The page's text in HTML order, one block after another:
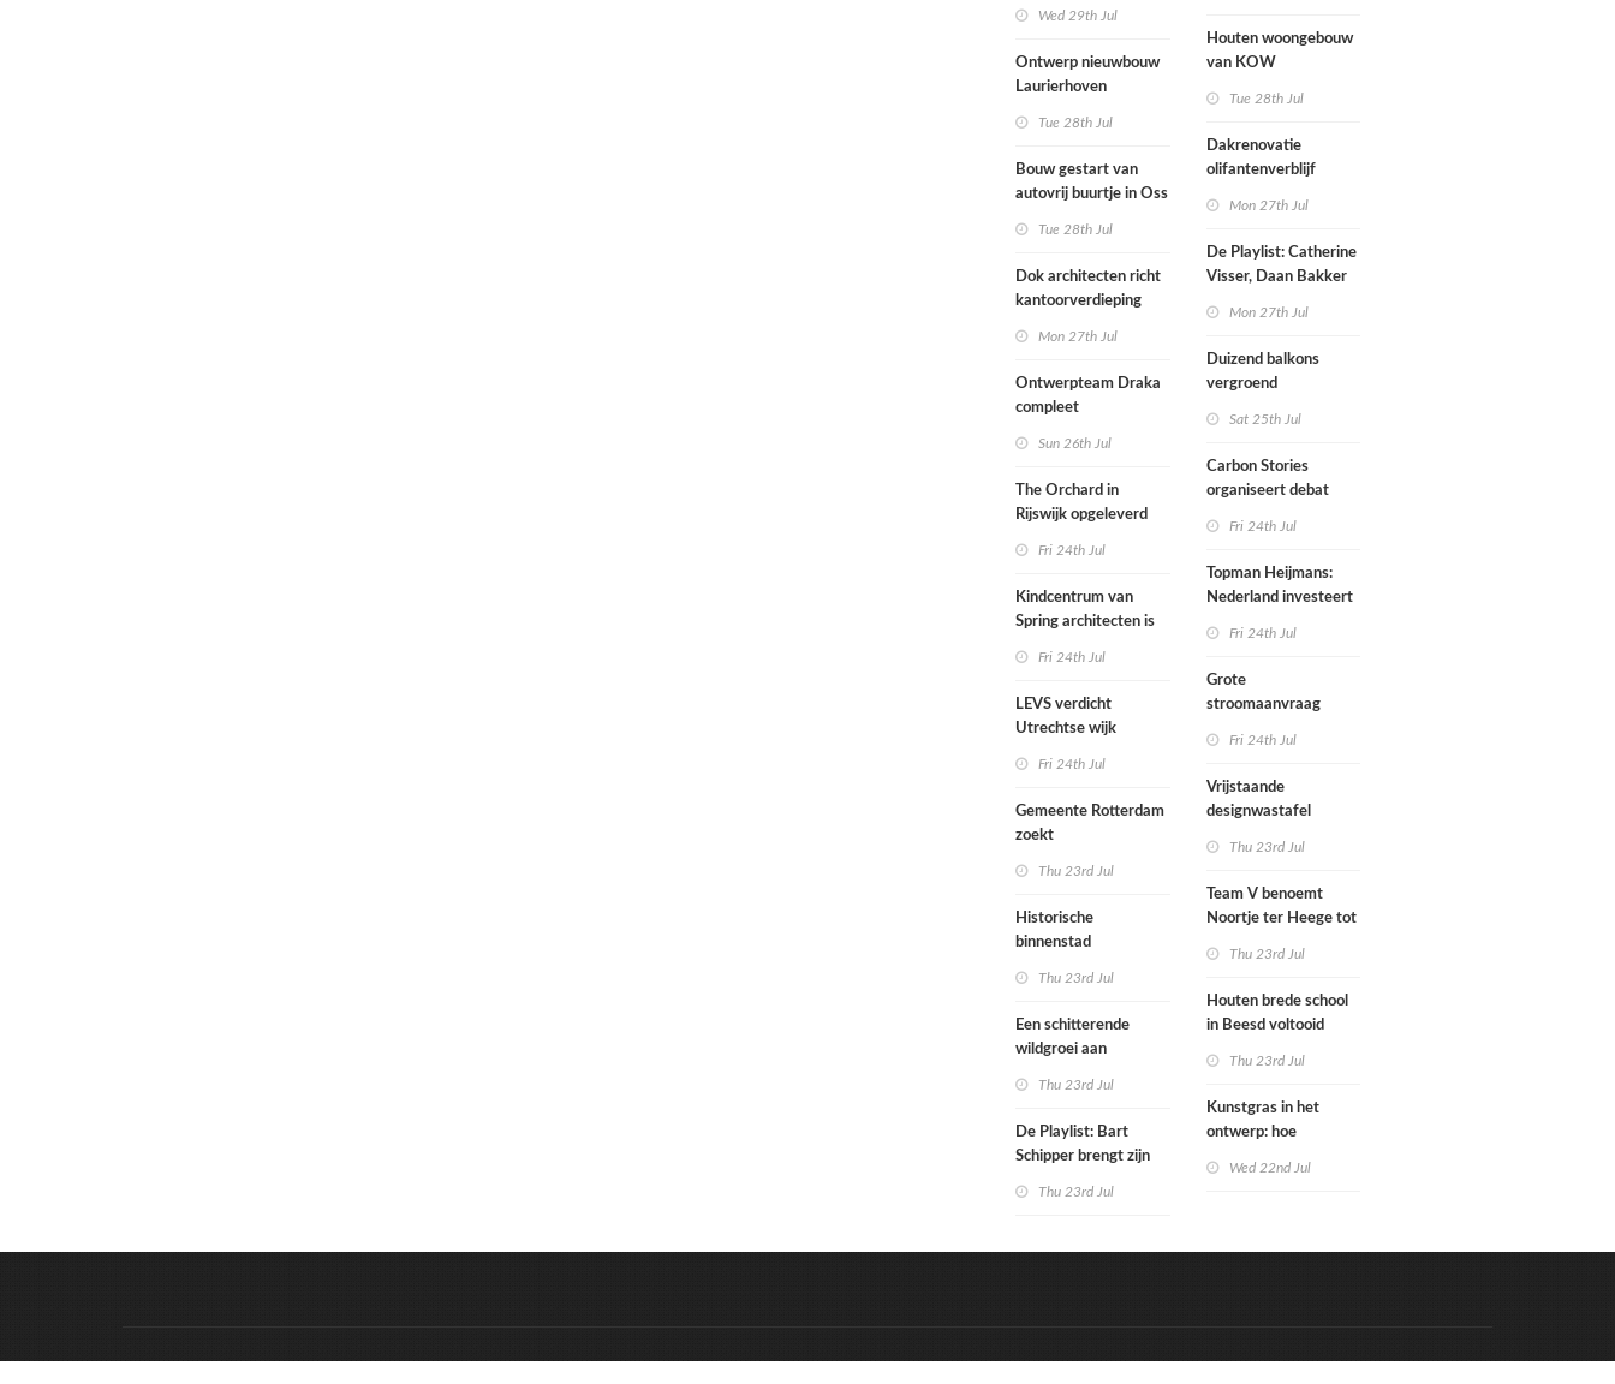
Wed 29th Jul
Ontwerp nieuwbouw
Laurierhoven
Tue 28th Jul
Bouw gestart van
autovrij buurtje in Oss
Tue 28th Jul
Dok architecten richt
kantoorverdieping
hernieuwd in
Mon 27th Jul
Ontwerpteam Draka
compleet
Sun 26th Jul
The Orchard in
Rijswijk opgeleverd
Fri 24th Jul
Kindcentrum van
Spring architecten is
Fri 24th Jul
LEVS verdicht
Utrechtse wijk
Fri 24th Jul
Gemeente Rotterdam
zoekt
doorrekenen met
CO2-rekenmethode
Thu 23rd Jul
Historische
binnenstad
werelderfgoed
Thu 23rd Jul
Een schitterende
wildgroei aan
Thu 23rd Jul
De Playlist: Bart
Schipper brengt zijn
Thu 23rd Jul
Houten woongebouw
van KOW
herontwikkeling
ziekenhuisterrein
Tue 28th Jul
Dakrenovatie
olifantenverblijf
Mon 27th Jul
De Playlist: Catherine
Visser, Daan Bakker
kamerensemble
Mon 27th Jul
Duizend balkons
vergroend
Sat 25th Jul
Carbon Stories
organiseert debat
Fri 24th Jul
Topman Heijmans:
Nederland investeert
Fri 24th Jul
Grote
stroomaanvraag
afgewezen
Fri 24th Jul
Vrijstaande
designwastafel
Thu 23rd Jul
Team V benoemt
Noortje ter Heege tot
Thu 23rd Jul
Houten brede school
in Beesd voltooid
Thu 23rd Jul
Kunstgras in het
ontwerp: hoe
Wed 22nd Jul